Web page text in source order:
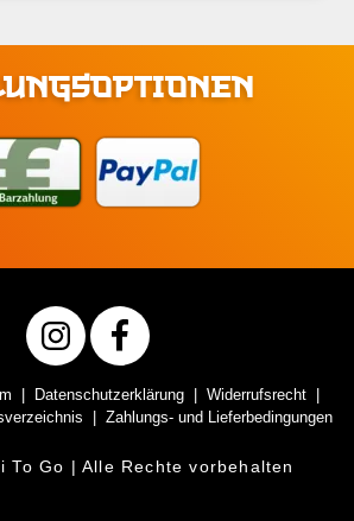
Datenschutzerklärung
Widerrufsrecht
Zahlungs- und Lieferbedingungen
To Go | Alle Rechte vorbehalten